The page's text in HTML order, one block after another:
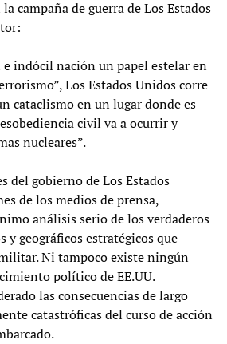
campaña de guerra de Los Estados
e indócil nación un papel estelar en
Los Estados Unidos corre
cataclismo en un lugar donde es
civil va a ocurrir y
nucleares”.
del gobierno de Los Estados
de los medios de prensa,
análisis serio de los verdaderos
y geográficos estratégicos que
Ni tampoco existe ningún
político de EE.UU.
las consecuencias de largo
catastróficas del curso de acción